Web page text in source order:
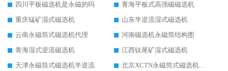
四川平板磁选机是永磁的吗
青海平板式高强磁磁选机
重庆锰矿湿式磁选机
山东半逆流湿式磁选机
云南永磁筒式磁选机代理
河南磁选机永磁筒结构图
青海湿式逆流磁选机
江西钛尾矿湿式磁选机
天津永磁筒式磁选机半逆流
北京XCTN永磁筒式磁选机磁块位置